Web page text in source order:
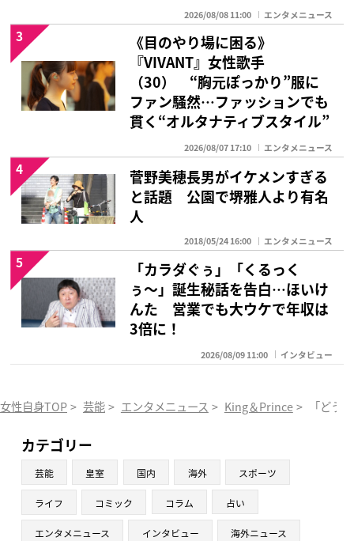
2026/08/08 11:00 エンタメニュース
《目のやり場に困る》
『VIVANT』女性歌手
（30） “胸元ぽっかり”服に
ファン騒然…ファッションでも
貫く“オルタナティブスタイル”
2026/08/07 17:10 エンタメニュース
3
菅野美穂長男がイケメンすぎる
と話題 公園で堺雅人より有名
人
2018/05/24 16:00 エンタメニュース
4
「カラダぐぅ」「くるっく
ぅ〜」誕生秘話を告白…ほいけ
んた 営業でも大ウケで年収は
3倍に！
2026/08/09 11:00 インタビュー
5
女性自身TOP > 芸能 > エンタメニュース > King＆Prince > 「どう
カテゴリー
芸能 皇室 国内 海外 スポーツ
ライフ コミック コラム 占い
エンタメニュース インタビュー 海外ニュース